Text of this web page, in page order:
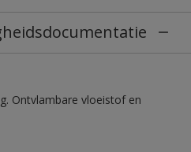
Ontvlambare vloeistof en